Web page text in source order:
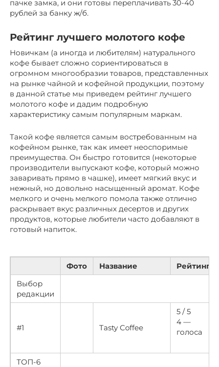
пачке замка, и они готовы переплачивать 30-40
рублей за банку ж/б.
Рейтинг лучшего молотого кофе
Новичкам (а иногда и любителям) натурального
кофе бывает сложно сориентироваться в
огромном многообразии товаров, представленных
на рынке чайной и кофейной продукции, поэтому
в данной статье мы приведем рейтинг лучшего
молотого кофе и дадим подробную
характеристику самым популярным маркам.
Такой кофе является самым востребованным на
кофейном рынке, так как имеет неоспоримые
преимущества. Он быстро готовится (некоторые
производители выпускают кофе, который можно
заваривать прямо в чашке), имеет мягкий вкус и
нежный, но довольно насыщенный аромат. Кофе
мелкого и очень мелкого помола также отлично
раскрывает вкус различных десертов и других
продуктов, которые любители часто добавляют в
готовый напиток.
Фото Название
Рейтинг
Выбор
редакции
#1 Tasty Coffee
5 / 5
4 —
голоса
ТОП-6